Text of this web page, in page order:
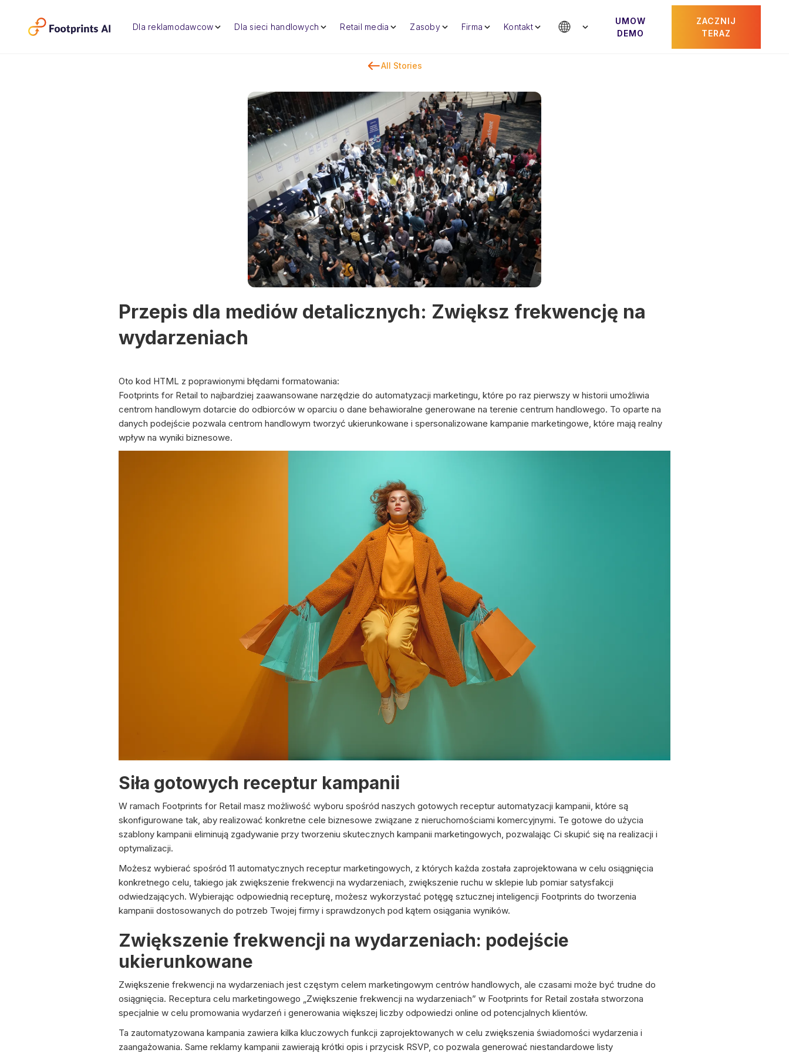
Dla reklamodawcow Dla sieci handlowych Retail media Zasoby Firma Kontakt
UMOW
DEMO
ZACZNIJ
TERAZ
All Stories
Przepis dla mediów detalicznych: Zwiększ frekwencję na
wydarzeniach
Oto kod HTML z poprawionymi błędami formatowania:
Footprints for Retail to najbardziej zaawansowane narzędzie do automatyzacji marketingu, które po raz pierwszy w historii umożliwia
centrom handlowym dotarcie do odbiorców w oparciu o dane behawioralne generowane na terenie centrum handlowego. To oparte na
danych podejście pozwala centrom handlowym tworzyć ukierunkowane i spersonalizowane kampanie marketingowe, które mają realny
wpływ na wyniki biznesowe.
Siła gotowych receptur kampanii
W ramach Footprints for Retail masz możliwość wyboru spośród naszych gotowych receptur automatyzacji kampanii, które są
skonfigurowane tak, aby realizować konkretne cele biznesowe związane z nieruchomościami komercyjnymi. Te gotowe do użycia
szablony kampanii eliminują zgadywanie przy tworzeniu skutecznych kampanii marketingowych, pozwalając Ci skupić się na realizacji i
optymalizacji.
Możesz wybierać spośród 11 automatycznych receptur marketingowych, z których każda została zaprojektowana w celu osiągnięcia
konkretnego celu, takiego jak zwiększenie frekwencji na wydarzeniach, zwiększenie ruchu w sklepie lub pomiar satysfakcji
odwiedzających. Wybierając odpowiednią recepturę, możesz wykorzystać potęgę sztucznej inteligencji Footprints do tworzenia
kampanii dostosowanych do potrzeb Twojej firmy i sprawdzonych pod kątem osiągania wyników.
Zwiększenie frekwencji na wydarzeniach: podejście
ukierunkowane
Zwiększenie frekwencji na wydarzeniach jest częstym celem marketingowym centrów handlowych, ale czasami może być trudne do
osiągnięcia. Receptura celu marketingowego „Zwiększenie frekwencji na wydarzeniach” w Footprints for Retail została stworzona
specjalnie w celu promowania wydarzeń i generowania większej liczby odpowiedzi online od potencjalnych klientów.
Ta zautomatyzowana kampania zawiera kilka kluczowych funkcji zaprojektowanych w celu zwiększenia świadomości wydarzenia i
zaangażowania. Same reklamy kampanii zawierają krótki opis i przycisk RSVP, co pozwala generować niestandardowe listy